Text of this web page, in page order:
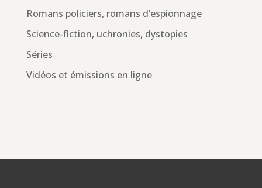
Romans policiers, romans d’espionnage
Science-fiction, uchronies, dystopies
Séries
Vidéos et émissions en ligne